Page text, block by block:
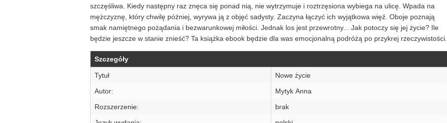
szczęśliwa. Kiedy następny raz znęca się ponad nią, nie wytrzymuje i roztrzęsiona wybiega na ulicę. Wpada na
mężczyznę, który chwilę później, wyrywa ją z objęć sadysty. Zaczyna łączyć ich wyjątkowa więź. Oboje poznają
smak namiętnego pożądania i bezwarunkowej miłości. Jednak los jest przewrotny... Jak potoczy się jej życie? Ile
będzie jeszcze w stanie znieść? Ta książka ebook będzie dla was emocjonalną podróżą po przykrej rzeczywistości.
Szczegóły
Tytuł
Nowe życie
Autor:
Mytyk Anna
Rozszerzenie:
brak